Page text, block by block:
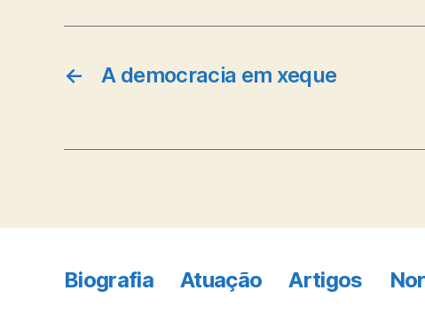
← A democracia em xeque
Biografia Atuação Artigos